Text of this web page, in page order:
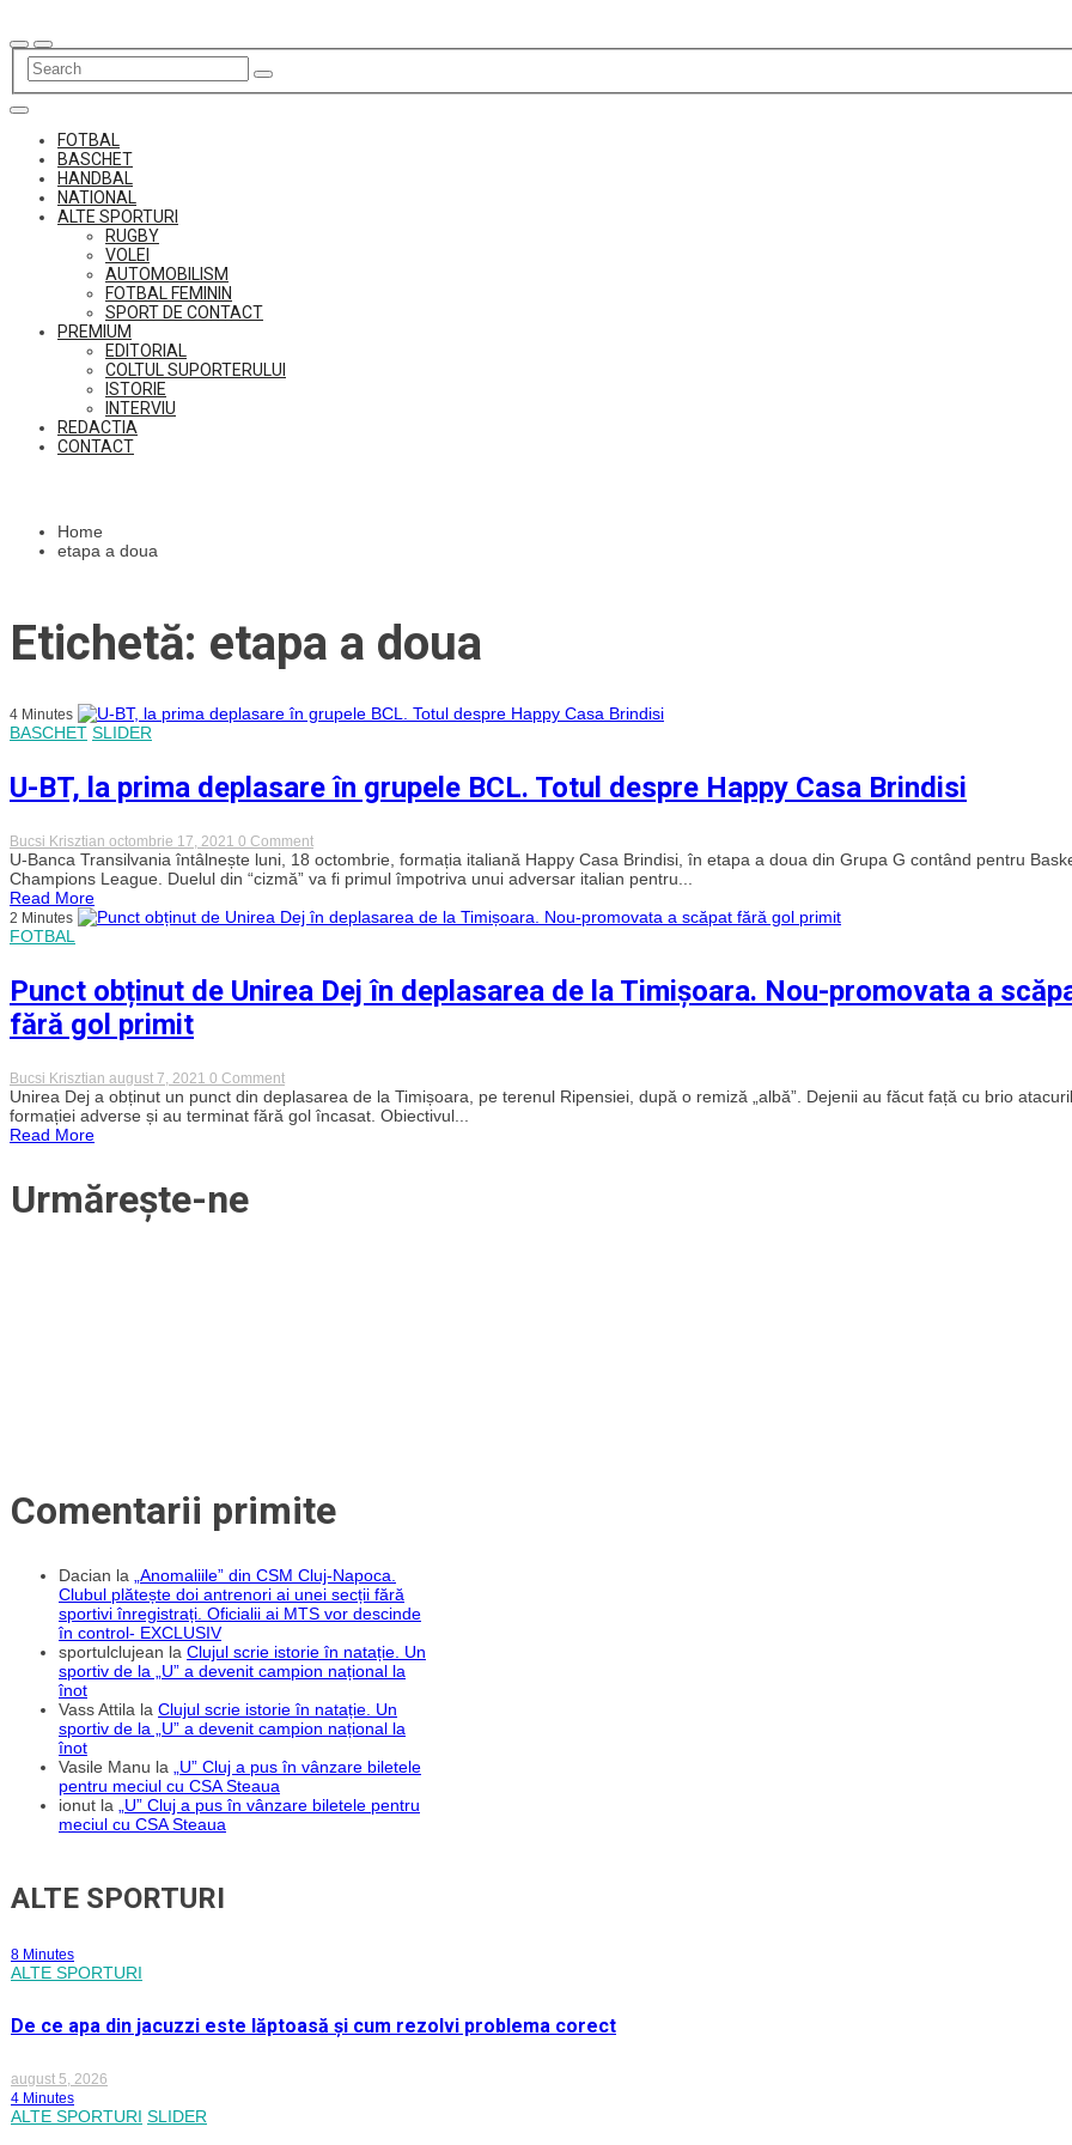
to
content
FOTBAL
BASCHET
HANDBAL
NATIONAL
ALTE SPORTURI
RUGBY
VOLEI
AUTOMOBILISM
FOTBAL FEMININ
SPORT DE CONTACT
PREMIUM
EDITORIAL
COLTUL SUPORTERULUI
ISTORIE
INTERVIU
REDACTIA
CONTACT
Home
etapa a doua
Etichetă: etapa a doua
4 Minutes
BASCHET SLIDER
U-BT, la prima deplasare în grupele BCL. Totul despre Happy Casa Brindisi
Bucsi Krisztian octombrie 17, 2021 0 Commenton
U-
BT,
la
deplasare
Totul
despre
U-Banca Transilvania întâlnește luni, 18 octombrie, formația italiană Happy Casa Brindisi, în etapa a doua din Grupa G contând pentru
Champions League. Duelul din “cizmă” va fi primul împotriva unui adversar italian pentru...
Read More
2 Minutes
FOTBAL
Punct obținut de Unirea Dej în deplasarea de la Timișoara. Nou-promovata a
fără gol primit
Bucsi Krisztian august 7, 2021 0 Commenton
Punct
obținut
de
Unirea Dej a obținut un punct din deplasarea de la Timișoara, pe terenul Ripensiei, după o remiză „albă”. Dejenii au făcut față cu brio
formației adverse și au terminat fără gol încasat. Obiectivul...
Read More
Urmărește-ne
Comentarii primite
Dacian la
„Anomaliile” din CSM Cluj-Napoca.
Clubul plătește doi antrenori ai unei secții fără
sportivi înregistrați. Oficialii ai MTS vor descinde
în control- EXCLUSIV
sportulclujean la Clujul scrie istorie în natație. Un
sportiv de la „U” a devenit campion național la
înot
Vass Attila la Clujul scrie istorie în natație. Un
sportiv de la „U” a devenit campion național la
înot
Vasile Manu la
„U” Cluj a pus în vânzare biletele
pentru meciul cu CSA Steaua
ionut la
„U” Cluj a pus în vânzare biletele pentru
meciul cu CSA Steaua
ALTE SPORTURI
8 Minutes
ALTE SPORTURI
De ce apa din jacuzzi este lăptoasă și cum rezolvi problema corect
august 5, 2026
4 Minutes
ALTE SPORTURI SLIDER